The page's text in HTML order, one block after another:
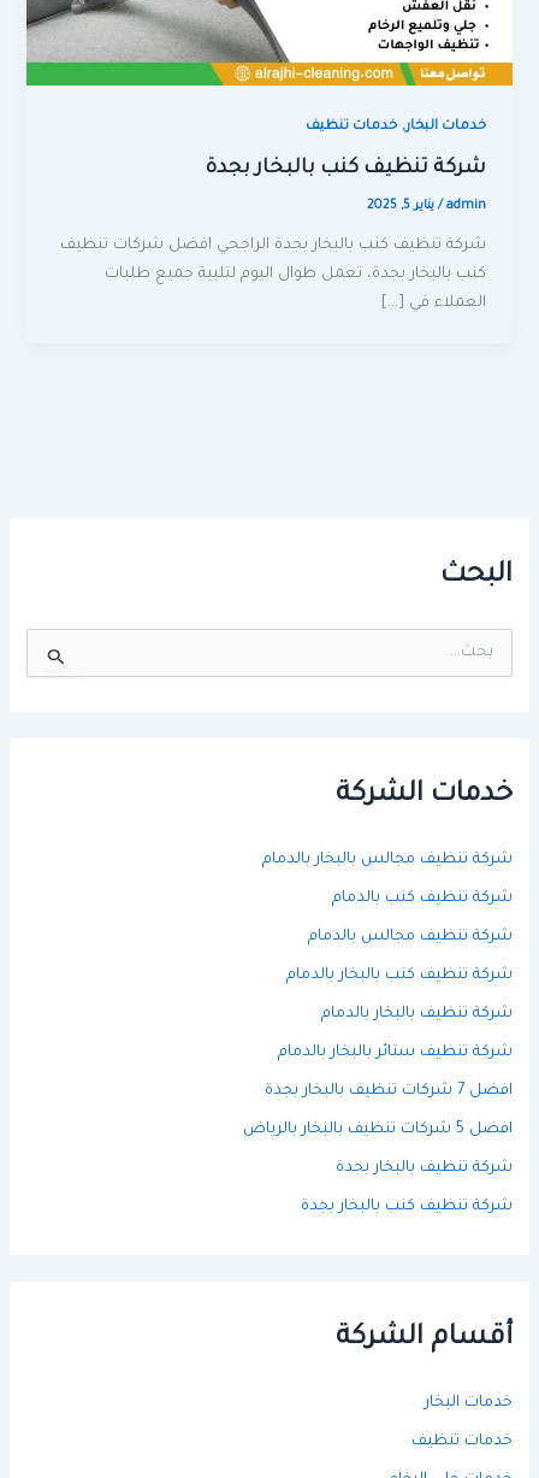
خدمات البخار,خدمات تنظيف
شركة تنظيف كنب بالبخار بجدة
admin
/يناير 5, 2025
شركة تنظيف كنب بالبخار بجدة الراجحي افضل شركات تنظيف
كنب بالبخار بجدة، تعمل طوال اليوم لتلبية جميع طلبات
العملاء في […]
البحث
ن
خدمات الشركة
شركة تنظيف مجالس بالبخار بالدمام
شركة تنظيف كنب بالدمام
شركة تنظيف مجالس بالدمام
شركة تنظيف كنب بالبخار بالدمام
شركة تنظيف بالبخار بالدمام
شركة تنظيف ستائر بالبخار بالدمام
افضل 7 شركات تنظيف بالبخار بجدة
افضل 5 شركات تنظيف بالبخار بالرياض
شركة تنظيف بالبخار بجدة
شركة تنظيف كنب بالبخار بجدة
أقسام الشركة
خدمات البخار
خدمات تنظيف